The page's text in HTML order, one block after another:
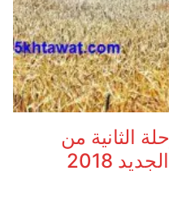
الثانية من
أراضي الريف المصري الجديد 2018